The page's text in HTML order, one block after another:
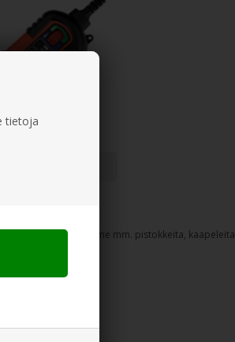
tietoja
laaja valikoimamme mm. pistokkeita,